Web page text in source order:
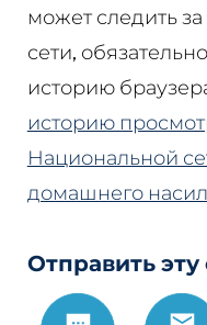
может следить
сети,
историю
историю
Национальной
домашнего
Отправить
Text
Email